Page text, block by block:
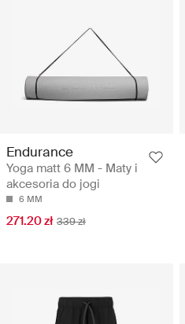
Endurance
Yoga matt 6 MM - Maty i
akcesoria do jogi
6 MM
271.20 zł 339 zł